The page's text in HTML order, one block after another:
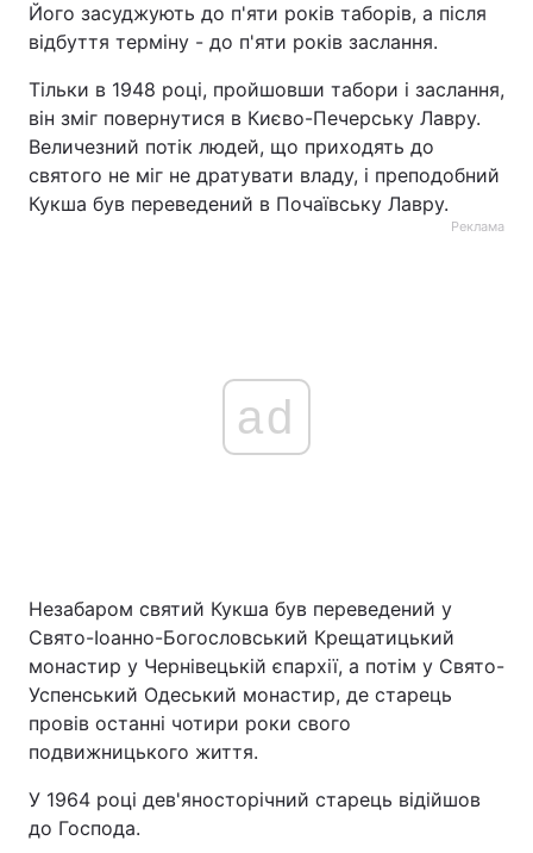
Його засуджують до п'яти років таборів, а після
відбуття терміну - до п'яти років заслання.
Тільки в 1948 році, пройшовши табори і заслання,
він зміг повернутися в Києво-Печерську Лавру.
Величезний потік людей, що приходять до
святого не міг не дратувати владу, і преподобний
Кукша був переведений в Почаївську Лавру.
Реклама
ad
Незабаром святий Кукша був переведений у
Свято-Іоанно-Богословський Крещатицький
монастир у Чернівецькій єпархії, а потім у Свято-
Успенський Одеський монастир, де старець
провів останні чотири роки свого
подвижницького життя.
У 1964 році дев'яносторічний старець відійшов
до Господа.